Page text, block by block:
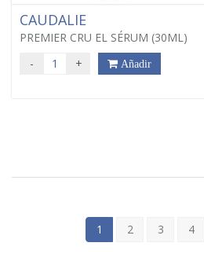
CAUDALIE
PREMIER CRU EL SÉRUM (30ML)
- + Añadir
1 2 3 4